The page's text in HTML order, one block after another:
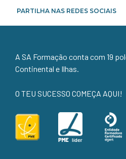
PARTILHA NAS REDES SOCIAIS
A SA Formação conta com 19
Continental e Ilhas.
O TEU SUCESSO COMEÇA AQUI!